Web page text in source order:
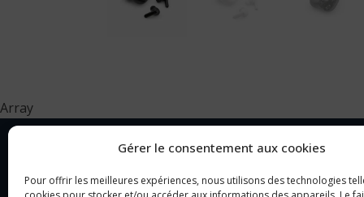
Gérer le consentement aux cookies
Pour offrir les meilleures expériences, nous utilisons des technologies
Array
NOTRE SOCIÉTÉ